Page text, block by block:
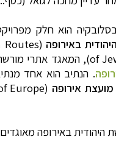
הוא חלק
באירופה (
Routes
of), המאגד אתרי
. הנתיב הוא אחד
מועצת אירופה (
Europe
היהודית באירופה